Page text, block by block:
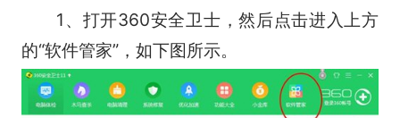
1、打开360安全卫士，然后点击进入上方
的“软件管家”，如下图所示。